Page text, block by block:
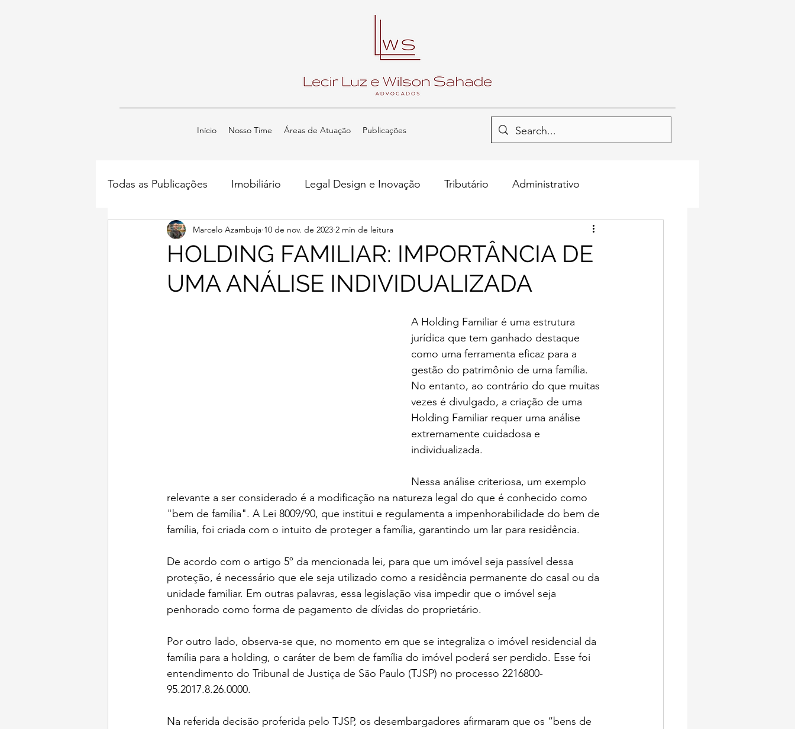
Início Nosso Time Áreas de Atuação Publicações
Todas as Publicações Imobiliário Legal Design e Inovação Tributário Administrativo
Família e Sucessões LLWS na Mídia
HOLDING FAMILIAR: IMPORTÂNCIA DE
UMA ANÁLISE INDIVIDUALIZADA
Marcelo Azambuja 10 de nov. de 2023 2 min de leitura
A Holding Familiar é uma estrutura
jurídica que tem ganhado destaque
como uma ferramenta eficaz para a
gestão do patrimônio de uma família.
No entanto, ao contrário do que muitas
vezes é divulgado, a criação de uma
Holding Familiar requer uma análise
extremamente cuidadosa e
individualizada.
Nessa análise criteriosa, um exemplo
relevante a ser considerado é a modificação na natureza legal do que é conhecido como
"bem de família". A Lei 8009/90, que institui e regulamenta a impenhorabilidade do bem de
família, foi criada com o intuito de proteger a família, garantindo um lar para residência.
De acordo com o artigo 5º da mencionada lei, para que um imóvel seja passível dessa
proteção, é necessário que ele seja utilizado como a residência permanente do casal ou da
unidade familiar. Em outras palavras, essa legislação visa impedir que o imóvel seja
penhorado como forma de pagamento de dívidas do proprietário.
Por outro lado, observa-se que, no momento em que se integraliza o imóvel residencial da
família para a holding, o caráter de bem de família do imóvel poderá ser perdido. Esse foi
entendimento do Tribunal de Justiça de São Paulo (TJSP) no processo 2216800-
95.2017.8.26.0000.
Na referida decisão proferida pelo TJSP, os desembargadores afirmaram que os “bens de